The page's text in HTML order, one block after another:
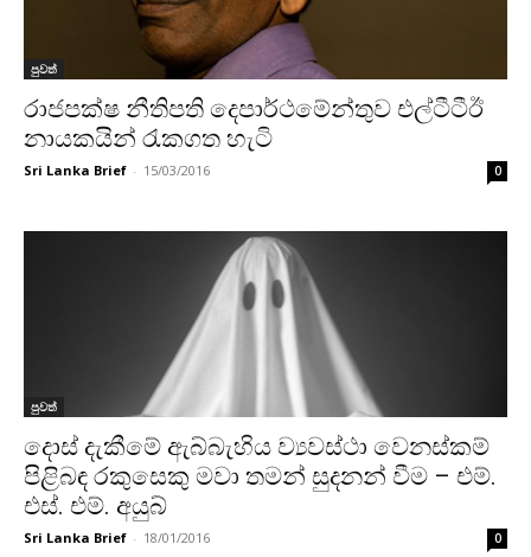
පුවත්
රාජපක්ෂ නීතිපති දෙපාර්ථමේන්තුව එල්ටීටීඊ
නායකයින් රැකගත හැටි
Sri Lanka Brief - 15/03/2016 0
පුවත්
දොස් දැකීමේ ඇබ්බැහිය ව්‍යවස්ථා වෙනස්කම්
පිළිබඳ රකුසෙකු මවා තමන් සුදනන් වීම – එම්.
එස්. එම්. අයුබ්
Sri Lanka Brief - 18/01/2016 0